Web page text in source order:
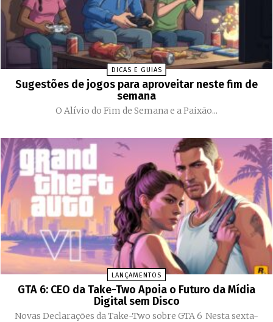
DICAS E GUIAS
Sugestões de jogos para aproveitar neste fim de
semana
O Alívio do Fim de Semana e a Paixão...
LANÇAMENTOS
GTA 6: CEO da Take-Two Apoia o Futuro da Mídia
Digital sem Disco
Novas Declarações da Take-Two sobre GTA 6 Nesta sexta-